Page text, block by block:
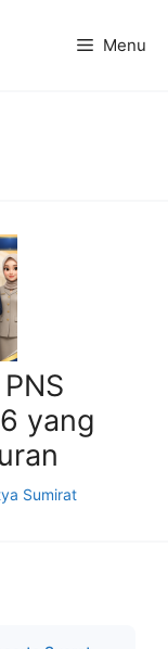
Menu
yang
Sumirat